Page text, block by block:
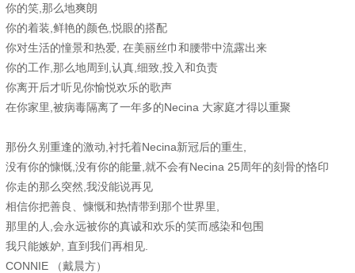
你的笑,那么地爽朗
你的着装,鲜艳的颜色,悦眼的搭配
你对生活的憧景和热爱, 在美丽丝巾和腰带中流露出来
你的工作,那么地周到,认真,细致,投入和负责
你离开后才听见你愉悦欢乐的歌声
在你家里,被病毒隔离了一年多的Necina 大家庭才得以重聚
那份久别重逢的激动,衬托着Necina新冠后的重生,
没有你的慷慨,没有你的能量,就不会有Necina 25周年的刻骨的恪印
你走的那么突然,我没能说再见
相信你把善良、慷慨和热情带到那个世界里,
那里的人,会永远被你的真诚和欢乐的笑而感染和包围
我只能嫉妒, 直到我们再相见.
CONNIE （戴晨方）